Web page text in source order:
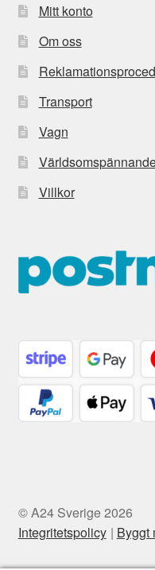
Mitt konto
Om oss
Transport
Vagn
Villkor
© A24 Sverige 2026
Integritetspolicy
Byggt